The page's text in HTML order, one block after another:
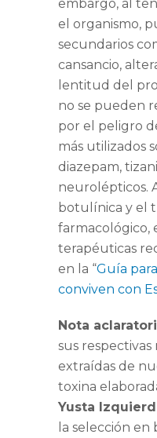
embargo, al
el organismo,
secundarios
cansancio,
lentitud del
no se pueden
por el peligro
más utilizados
diazepam,
neurolépticos.
botulínica y el
farmacológico,
terapéuticas
en la “Guía
conviven con
Nota
sus respectivas
extraídas de
toxina
Yusta
la selección en